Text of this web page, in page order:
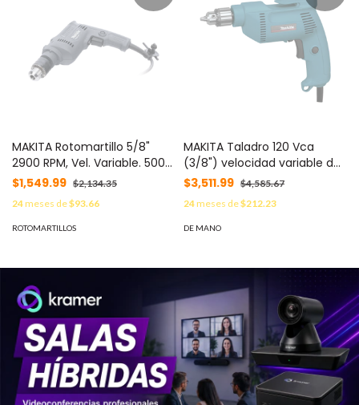
MAKITA Rotomartillo 5/8"
2900 RPM, Vel. Variable. 500
Watts, 110 Vca, Incluye llave
de Broquero y Empuñadora
MOD: M08-01G
$1,549.99 $2,134.35
24meses de$93.66
ROTOMARTILLOS
MAKITA Taladro 120 Vca
(3/8") velocidad variable de
0 a 2500 RPM, Potencia 530
W. incluye llave de mandril
64-07
$3,511.99 $4,585.67
24meses de$212.23
DE MANO